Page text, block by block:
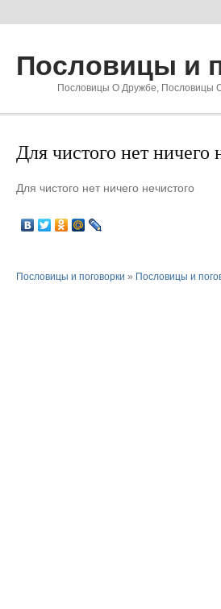
Пословицы и
Пословицы О Дружбе, Пословицы
Для чистого нет ничего
Для чистого нет ничего нечистого
Пословицы и поговорки » Пословицы и